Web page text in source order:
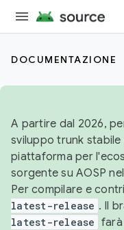
DOCUMENTAZIONE
A partire dal 2026,
sviluppo trunk
piattaforma per
sorgente su AOSP
Per compilare e
latest-release . Il
latest-release farà